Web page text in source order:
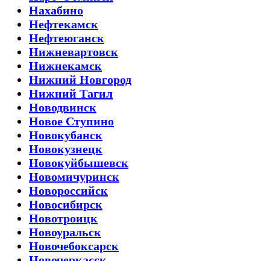
Нахабино
Нефтекамск
Нефтеюганск
Нижневартовск
Нижнекамск
Нижний Новгород
Нижний Тагил
Новодвинск
Новое Ступино
Новокубанск
Новокузнецк
Новокуйбышевск
Новомичуринск
Новороссийск
Новосибирск
Новотроицк
Новоуральск
Новочебоксарск